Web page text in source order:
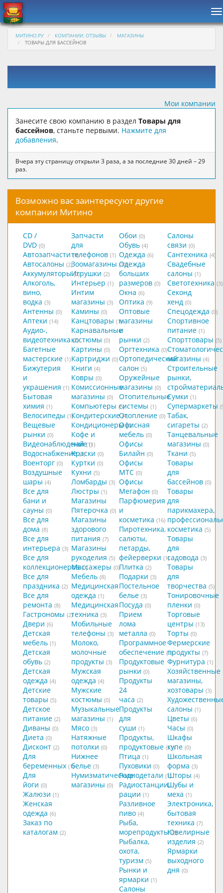
МИТИНО.РУ КОМПАНИИ, ОТЗЫВЫ
МАГАЗИНЫ
ТОВАРЫ ДЛЯ БАССЕЙНОВ
Мои компании
Занесите свою компанию в раздел Товары для
бассейнов, станьте первыми. Нажмите для
добавления.
Вчера эту страницу открыли 3 раза, а за последние 30 дней – 29
раз.
Возможно вас заинтересуют другие
компании Митино
CD /
DVD (0)
Автозапчасти (9)
Автосалоны (2)
Аккумуляторы (0)
Алкоголь,
вино,
водка (3)
Антенны (0)
Аптеки (14)
Аудио-,
видеотехника (2)
Багетные
мастерские (1)
Бижутерия
и
украшения (1)
Бытовая
химия (1)
Велосипеды (1)
Вещевые
рынки (0)
Видеонаблюдение (1)
Водоснабжение (1)
Военторг (0)
Воздушные
шары (4)
Все для
бани и
сауны (0)
Все для
дома (8)
Все для
интерьера (3)
Все для
коллекционеров (0)
Все для
праздника (2)
Все для
ремонта (8)
Гастрономы (2)
Двери (6)
Детская
мебель (1)
Детская
обувь (2)
Детская
одежда (4)
Детские
товары (5)
Детское
питание (2)
Диваны (0)
Диета (0)
Дисконт (2)
Для
беременных (1)
Для
йоги (0)
Жалюзи (1)
Женская
одежда (6)
Заказ по
каталогам (2)
Запчасти
для
телефонов (1)
Зоомагазины (10)
Игрушки (2)
Интерьер (1)
Интим
магазины (3)
Камины (0)
Канцтовары (1)
Карнавальные
костюмы (0)
Картины (0)
Картриджи (0)
Книги (4)
Ковры (0)
Комиссионные
магазины (0)
Компьютеры (5)
Кондитерские (4)
Кондиционеры (0)
Кофе и
чай (1)
Краски (0)
Куртки (0)
Кухни (5)
Ломбарды (3)
Люстры (1)
Магазины
Пятерочка (0)
Магазины
здорового
питания (7)
Магазины
рукоделия (5)
Массажеры (0)
Мебель (8)
Медицинская
одежда (1)
Медицинская
техника (3)
Мобильные
телефоны (3)
Молоко,
молочные
продукты (3)
Мужская
одежда (4)
Мужские
костюмы (0)
Музыкальные
магазины (1)
Мясо (3)
Натяжные
потолки (0)
Нижнее
белье (3)
Нумизматические
магазины (0)
Обои (0)
Обувь (4)
Одежда (6)
Одежда
больших
размеров (0)
Окна (6)
Оптика (9)
Оптовые
магазины
и
рынки (2)
Оргтехника (0)
Ортопедический
салон (5)
Оружейные
магазины (0)
Отопительные
системы (1)
Отопление (0)
Офисная
мебель (0)
Офисы
Билайн (0)
Офисы
МТС (0)
Офисы
Мегафон (0)
Парфюмерия
и
косметика (16)
Пиротехника,
салюты,
петарды,
фейерверки (1)
Плитка (2)
Подарки (3)
Постельное
белье (3)
Посуда (0)
Прием
лома
металла (0)
Программное
обеспечение (1)
Продуктовые
рынки (0)
Продукты
24
часа (2)
Продукты
для
суши (1)
Продукты,
продуктовые (11)
Птица (1)
Пуховики (0)
Радиодетали (1)
Радиостанции,
рации (1)
Разливное
пиво (4)
Рыба,
морепродукты (2)
Рыбалка,
охота,
туризм (5)
Рынки и
ярмарки (1)
Салоны
Салоны
связи (0)
Сантехника (4)
Свадебные
салоны (1)
Светотехника (3)
Секонд
хенд (0)
Спецодежда (0)
Спортивное
питание (1)
Спорттовары (5)
магазины (4)
Строительные
рынки,
Сумки (1)
Супермаркеты
Табак,
сигареты (2)
Танцевальные
магазины (0)
Ткани (5)
Товары
для
бассейнов (0)
Товары
для
парикмахера,
косметика (5)
Товары
для
садовода (3)
Товары
для
творчества (5)
Тонировочные
пленки (0)
Торговые
центры (13)
Торты (0)
Фермерские
продукты (7)
Фурнитура (1)
Хозяйственные
магазины,
хозтовары (3)
салоны (1)
Цветы (6)
Часы (0)
Шкафы
купе (0)
Школьная
форма (3)
Шторы (4)
Шубы и
меха (1)
Электроника,
бытовая
техника (7)
Ювелирные
изделия (2)
Ярмарки
выходного
дня (0)